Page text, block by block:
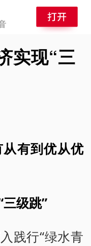
实现“三
有到优从优
级跳”
践行“绿水青